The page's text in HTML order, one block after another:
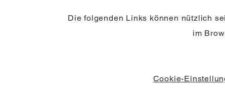
Die folgenden Links können nützlich
im
Cookie-